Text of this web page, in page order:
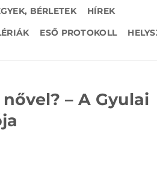
BÉRLETEK
HÍREK
ESŐ PROTOKOLL
– A Gyulai